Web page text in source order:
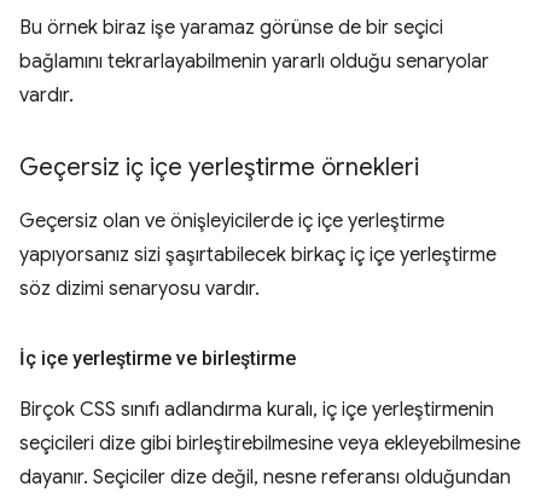
Bu örnek biraz işe yaramaz görünse de bir seçici
bağlamını tekrarlayabilmenin yararlı olduğu senaryolar
vardır.
Geçersiz iç içe yerleştirme örnekleri
Geçersiz olan ve önişleyicilerde iç içe yerleştirme
yapıyorsanız sizi şaşırtabilecek birkaç iç içe yerleştirme
söz dizimi senaryosu vardır.
İç içe yerleştirme ve birleştirme
Birçok CSS sınıfı adlandırma kuralı, iç içe yerleştirmenin
seçicileri dize gibi birleştirebilmesine veya ekleyebilmesine
dayanır. Seçiciler dize değil, nesne referansı olduğundan